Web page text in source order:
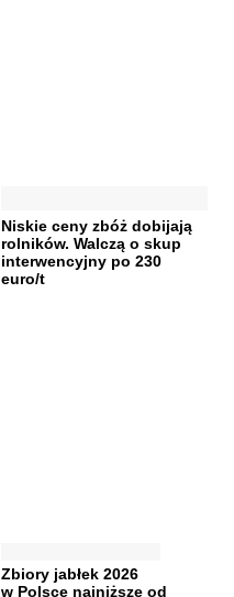
Niskie ceny zbóż dobijają
rolników. Walczą o skup
interwencyjny po 230
euro/t
Zbiory jabłek 2026
w Polsce najniższe od